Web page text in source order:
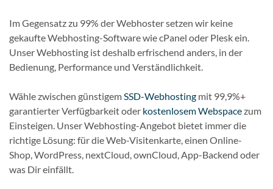
Im Gegensatz zu 99% der Webhoster setzen wir keine
gekaufte Webhosting-Software wie cPanel oder Plesk ein.
Unser Webhosting ist deshalb erfrischend anders, in der
Bedienung, Performance und Verständlichkeit.
Wähle zwischen günstigem SSD-Webhosting mit 99,9%+
garantierter Verfügbarkeit oder kostenlosem Webspacezum
Einsteigen. Unser Webhosting-Angebot bietet immer die
richtige Lösung: für die Web-Visitenkarte, einen Online-
Shop, WordPress, nextCloud, ownCloud, App-Backend oder
was Dir einfällt.